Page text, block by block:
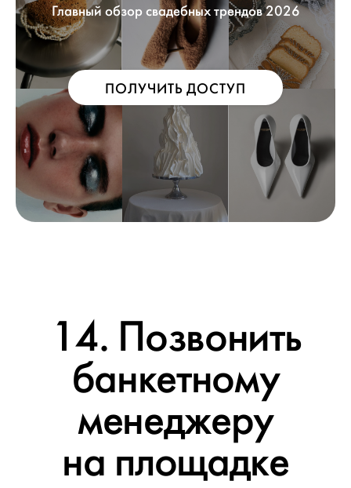
Главный обзор свадебных трендов 2026
ПОЛУЧИТЬ ДОСТУП
14. Позвонить
банкетному
менеджеру
на площадке